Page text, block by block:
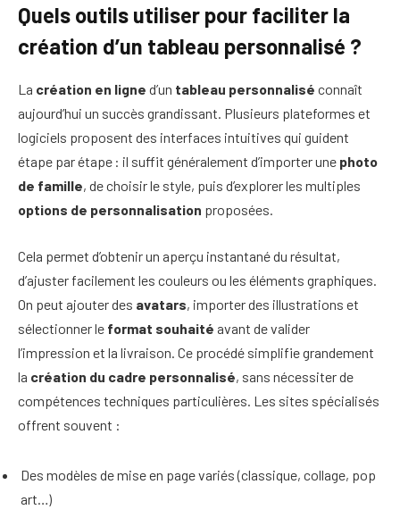
Quels outils utiliser pour faciliter la
création d’un tableau personnalisé ?
La création en ligne d’un tableau personnalisé connaît
aujourd’hui un succès grandissant. Plusieurs plateformes et
logiciels proposent des interfaces intuitives qui guident
étape par étape : il suffit généralement d’importer une photo
de famille, de choisir le style, puis d’explorer les multiples
options de personnalisation proposées.
Cela permet d’obtenir un aperçu instantané du résultat,
d’ajuster facilement les couleurs ou les éléments graphiques.
On peut ajouter des avatars, importer des illustrations et
sélectionner le format souhaité avant de valider
l’impression et la livraison. Ce procédé simplifie grandement
la création du cadre personnalisé, sans nécessiter de
compétences techniques particulières. Les sites spécialisés
offrent souvent :
Des modèles de mise en page variés (classique, collage, pop
art…)